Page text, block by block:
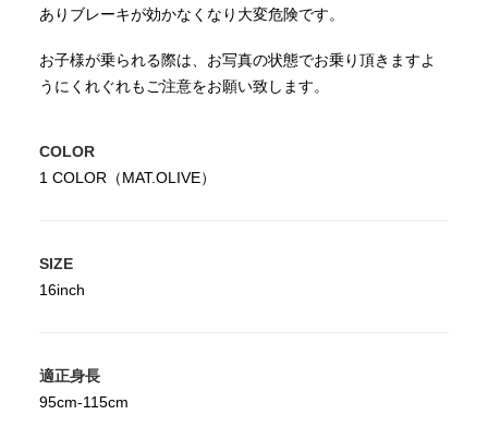
ありブレーキが効かなくなり大変危険です。
お子様が乗られる際は、お写真の状態でお乗り頂きますよ
うにくれぐれもご注意をお願い致します。
COLOR
1 COLOR（MAT.OLIVE）
SIZE
16inch
適正身長
95cm-115cm